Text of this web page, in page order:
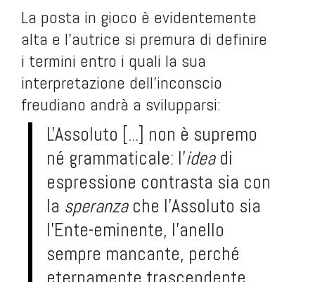
La posta in gioco è evidentemente
alta e l'autrice si premura di definire
i termini entro i quali la sua
interpretazione dell'inconscio
freudiano andrà a svilupparsi:
L'Assoluto [...] non è supremo
né grammaticale: l'idea di
espressione contrasta sia con
la speranza che l'Assoluto sia
l'Ente-eminente, l'anello
sempre mancante, perché